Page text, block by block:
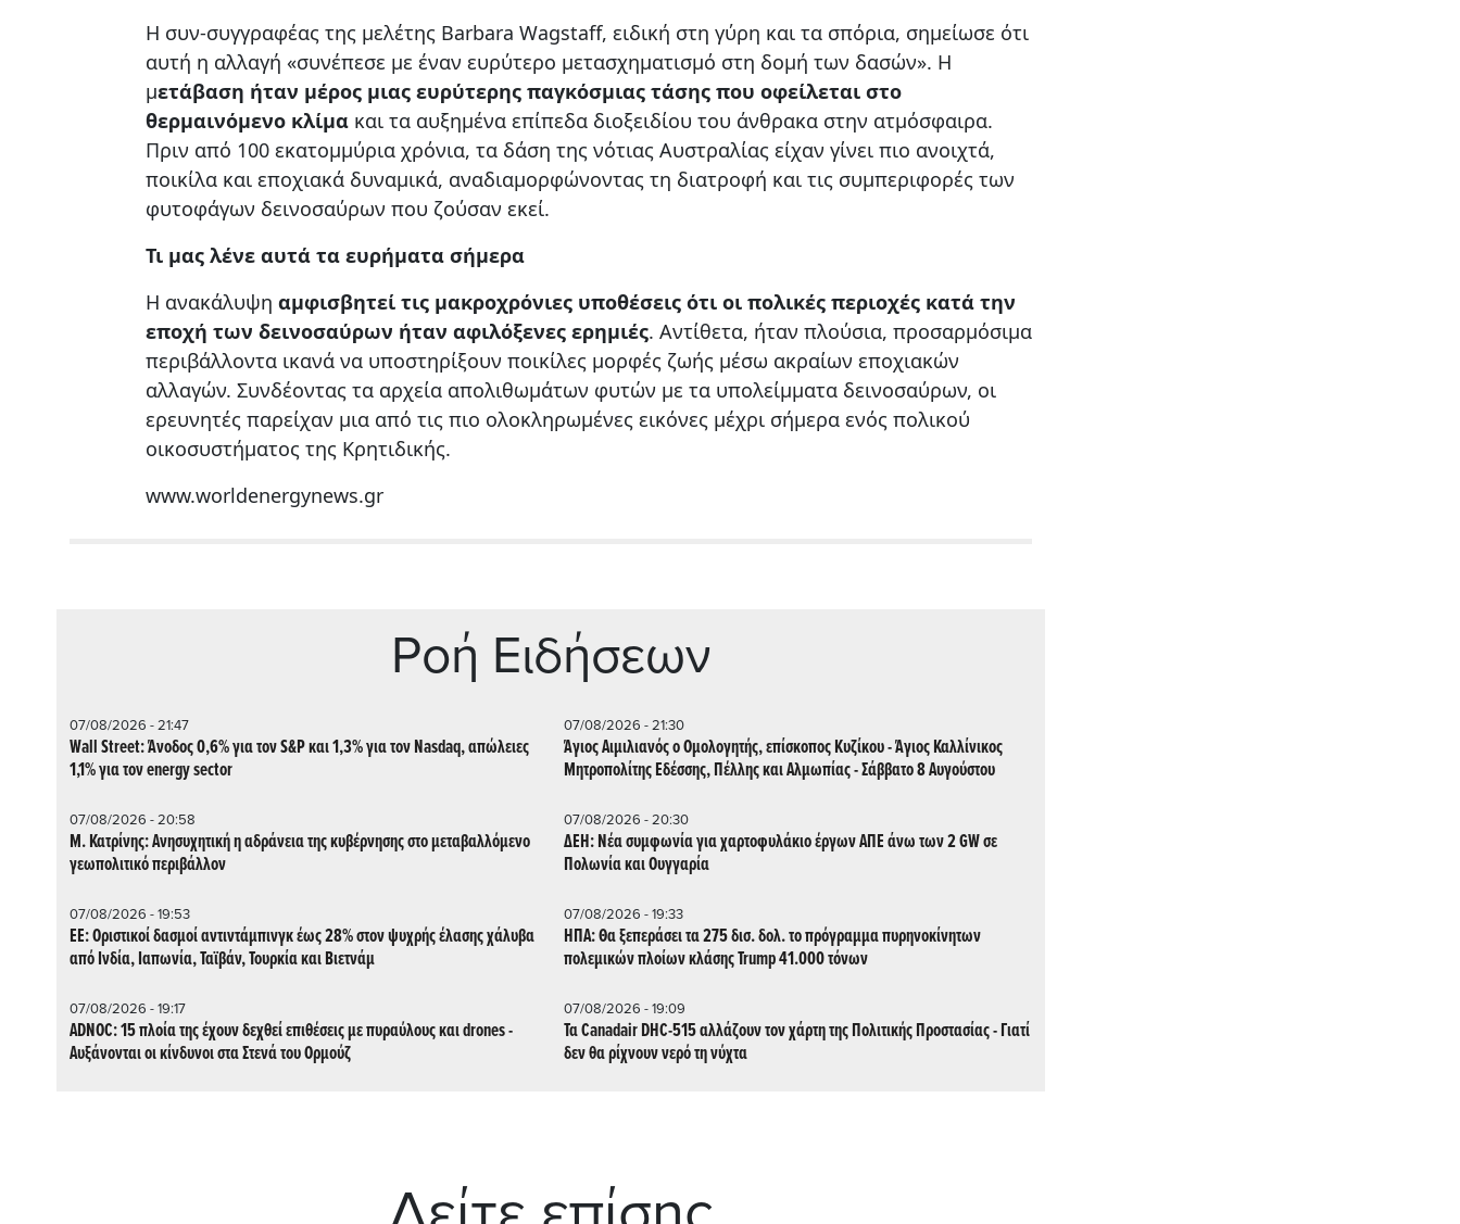
Η συν-συγγραφέας της μελέτης Barbara Wagstaff, ειδική στη γύρη και τα σπόρια, σημείωσε ότι
αυτή η αλλαγή «συνέπεσε με έναν ευρύτερο μετασχηματισμό στη δομή των δασών». Η
μετάβαση ήταν μέρος μιας ευρύτερης παγκόσμιας τάσης που οφείλεται στο
θερμαινόμενο κλίμα και τα αυξημένα επίπεδα διοξειδίου του άνθρακα στην ατμόσφαιρα.
Πριν από 100 εκατομμύρια χρόνια, τα δάση της νότιας Αυστραλίας είχαν γίνει πιο ανοιχτά,
ποικίλα και εποχιακά δυναμικά, αναδιαμορφώνοντας τη διατροφή και τις συμπεριφορές των
φυτοφάγων δεινοσαύρων που ζούσαν εκεί.
Τι μας λένε αυτά τα ευρήματα σήμερα
Η ανακάλυψη αμφισβητεί τις μακροχρόνιες υποθέσεις ότι οι πολικές περιοχές κατά την
εποχή των δεινοσαύρων ήταν αφιλόξενες ερημιές. Αντίθετα, ήταν πλούσια, προσαρμόσιμα
περιβάλλοντα ικανά να υποστηρίξουν ποικίλες μορφές ζωής μέσω ακραίων εποχιακών
αλλαγών. Συνδέοντας τα αρχεία απολιθωμάτων φυτών με τα υπολείμματα δεινοσαύρων, οι
ερευνητές παρείχαν μια από τις πιο ολοκληρωμένες εικόνες μέχρι σήμερα ενός πολικού
οικοσυστήματος της Κρητιδικής.
www.worldenergynews.gr
Ρoή Ειδήσεων
07/08/2026 - 21:47
Wall Street: Άνοδος 0,6% για τον S&P και 1,3% για τον Nasdaq, απώλειες
1,1% για τον energy sector
07/08/2026 - 21:30
Άγιος Αιμιλιανός ο Ομολογητής, επίσκοπος Κυζίκου - Άγιος Καλλίνικος
Μητροπολίτης Εδέσσης, Πέλλης και Αλμωπίας - Σάββατο 8 Αυγούστου
07/08/2026 - 20:58
Μ. Κατρίνης: Ανησυχητική η αδράνεια της κυβέρνησης στο μεταβαλλόμενο
γεωπολιτικό περιβάλλον
07/08/2026 - 20:30
ΔΕΗ: Νέα συμφωνία για χαρτοφυλάκιο έργων ΑΠΕ άνω των 2 GW σε
Πολωνία και Ουγγαρία
07/08/2026 - 19:53
ΕΕ: Οριστικοί δασμοί αντιντάμπινγκ έως 28% στον ψυχρής έλασης χάλυβα
από Ινδία, Ιαπωνία, Ταϊβάν, Τουρκία και Βιετνάμ
07/08/2026 - 19:33
ΗΠΑ: Θα ξεπεράσει τα 275 δισ. δολ. το πρόγραμμα πυρηνοκίνητων
πολεμικών πλοίων κλάσης Trump 41.000 τόνων
07/08/2026 - 19:17
ADNOC: 15 πλοία της έχουν δεχθεί επιθέσεις με πυραύλους και drones -
Aυξάνονται οι κίνδυνοι στα Στενά του Ορμούζ
07/08/2026 - 19:09
Τα Canadair DHC-515 αλλάζουν τον χάρτη της Πολιτικής Προστασίας - Γιατί
δεν θα ρίχνουν νερό τη νύχτα